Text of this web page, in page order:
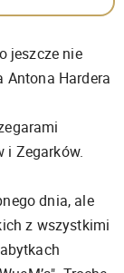
jeszcze nie
Antona Hardera
i Zegarków.
dnia, ale
z wszystkimi